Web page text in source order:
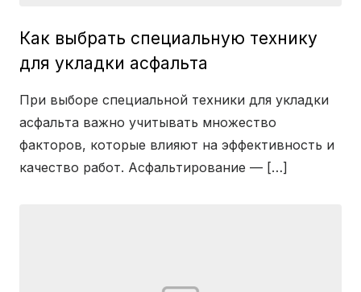
Как выбрать специальную технику
для укладки асфальта
При выборе специальной техники для укладки
асфальта важно учитывать множество
факторов, которые влияют на эффективность и
качество работ. Асфальтирование — […]